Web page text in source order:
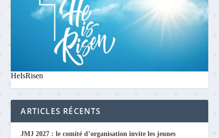
HeIsRisen
ARTICLES RÉCENTS
JMJ 2027 : le comité d’organisation invite les jeunes